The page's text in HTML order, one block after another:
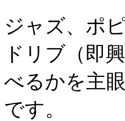
ジャズ、ポ
ドリブ（即
べるかを主
です。